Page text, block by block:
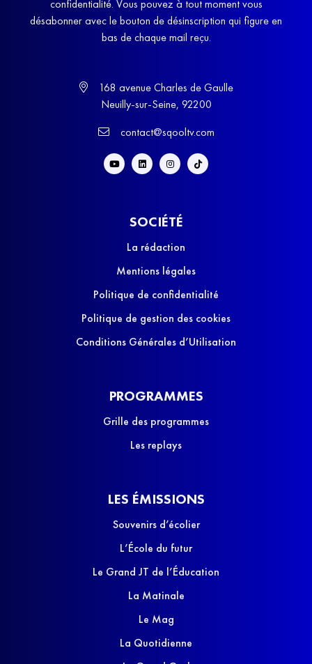
confidentialité. Vous pouvez à tout moment vous
désabonner avec le bouton de désinscription qui figure en
bas de chaque mail reçu.
168 avenue Charles de Gaulle
Neuilly-sur-Seine, 92200
contact@sqooltv.com
SOCIÉTÉ
La rédaction
Mentions légales
Politique de confidentialité
Politique de gestion des cookies
Conditions Générales d’Utilisation
PROGRAMMES
Grille des programmes
Les replays
LES ÉMISSIONS
Souvenirs d’écolier
L’École du futur
Le Grand JT de l’Éducation
La Matinale
Le Mag
La Quotidienne